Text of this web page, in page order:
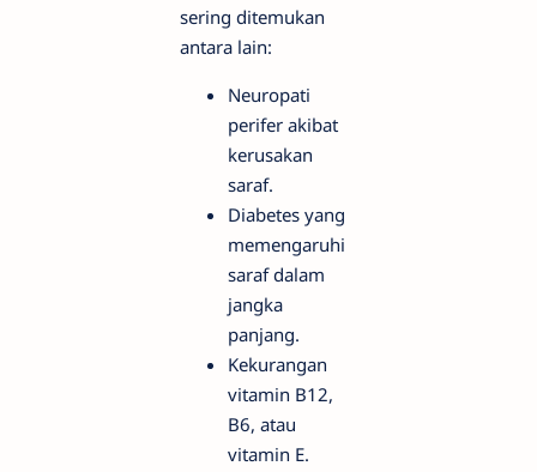
sering ditemukan
antara lain:
Neuropati
perifer akibat
kerusakan
saraf.
Diabetes yang
memengaruhi
saraf dalam
jangka
panjang.
Kekurangan
vitamin B12,
B6, atau
vitamin E.